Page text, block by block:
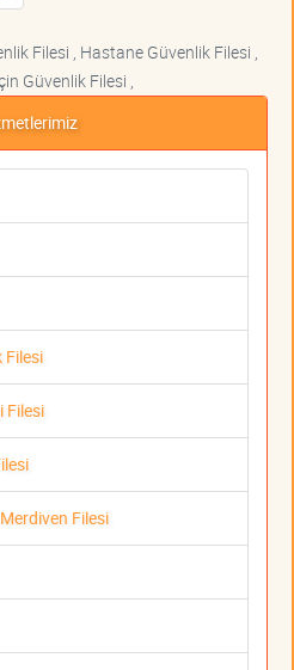
Filesi , Hastane Güvenlik Filesi ,
Güvenlik Filesi ,
Filesi
Filesi
Filesi